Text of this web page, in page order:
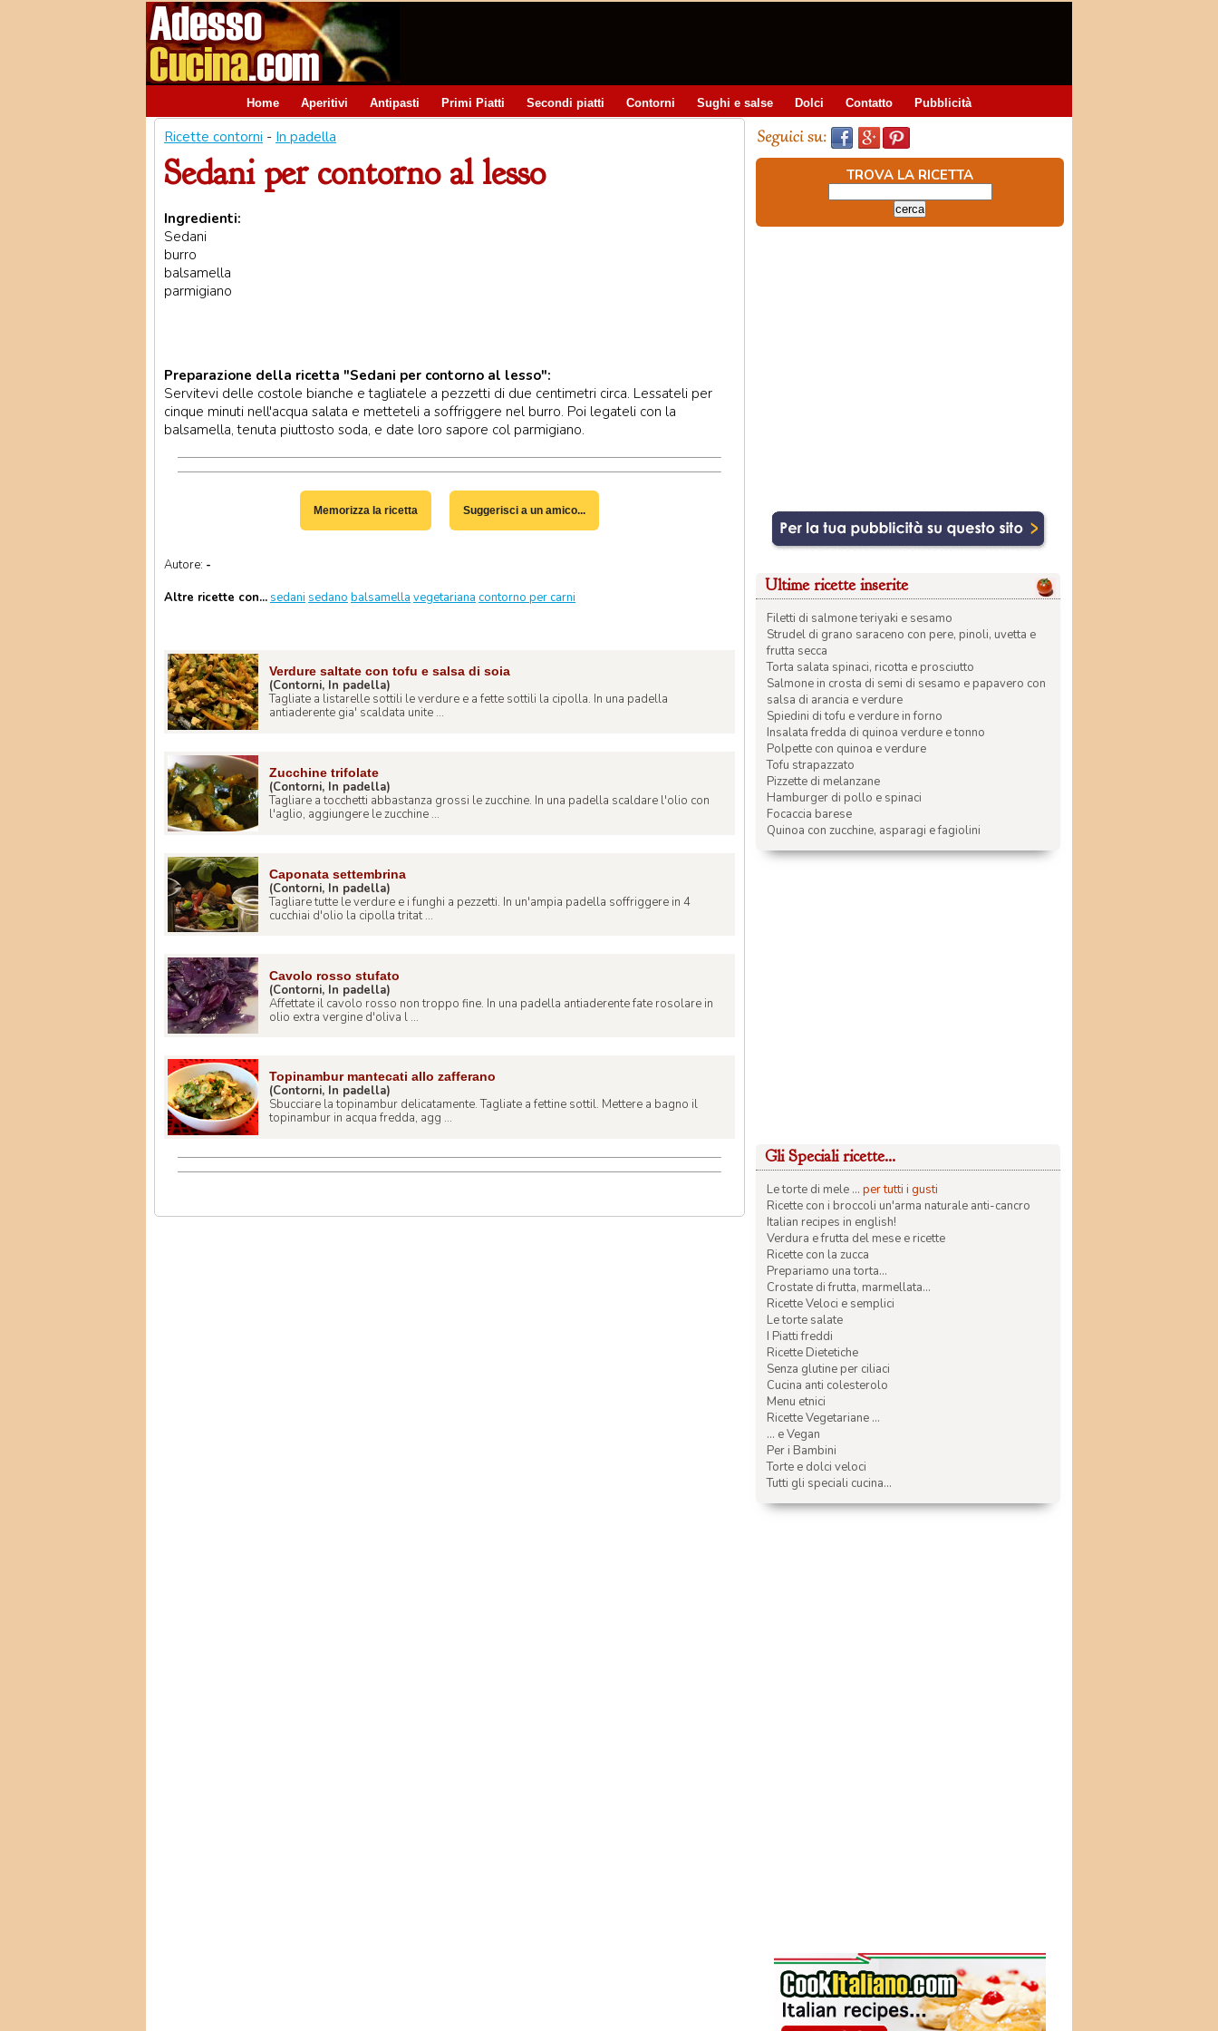
Home Aperitivi Antipasti Primi Piatti Secondi piatti Contorni Sughi e salse Dolci Contatto Pubblicità
Ricette contorni - In padella
Sedani per contorno al lesso
Ingredienti:
Sedani
burro
balsamella
parmigiano
Preparazione della ricetta "Sedani per contorno al lesso":
Servitevi delle costole bianche e tagliatele a pezzetti di due centimetri circa. Lessateli per
cinque minuti nell'acqua salata e metteteli a soffriggere nel burro. Poi legateli con la
balsamella, tenuta piuttosto soda, e date loro sapore col parmigiano.
Memorizza la ricetta Suggerisci a un amico...
Autore: -
Altre ricette con... sedani sedano balsamella vegetariana contorno per carni
Verdure saltate con tofu e salsa di soia
(Contorni, In padella)
Tagliate a listarelle sottili le verdure e a fette sottili la cipolla. In una padella
antiaderente gia' scaldata unite ...
Zucchine trifolate
(Contorni, In padella)
Tagliare a tocchetti abbastanza grossi le zucchine. In una padella scaldare l'olio con
l'aglio, aggiungere le zucchine ...
Caponata settembrina
(Contorni, In padella)
Tagliare tutte le verdure e i funghi a pezzetti. In un'ampia padella soffriggere in 4
cucchiai d'olio la cipolla tritat ...
Cavolo rosso stufato
(Contorni, In padella)
Affettate il cavolo rosso non troppo fine. In una padella antiaderente fate rosolare in
olio extra vergine d'oliva l ...
Topinambur mantecati allo zafferano
(Contorni, In padella)
Sbucciare la topinambur delicatamente. Tagliate a fettine sottil. Mettere a bagno il
topinambur in acqua fredda, agg ...
TROVA LA RICETTA
Ultime ricette inserite
Filetti di salmone teriyaki e sesamo
Strudel di grano saraceno con pere, pinoli, uvetta e
frutta secca
Torta salata spinaci, ricotta e prosciutto
Salmone in crosta di semi di sesamo e papavero con
salsa di arancia e verdure
Spiedini di tofu e verdure in forno
Insalata fredda di quinoa verdure e tonno
Polpette con quinoa e verdure
Tofu strapazzato
Pizzette di melanzane
Hamburger di pollo e spinaci
Focaccia barese
Quinoa con zucchine, asparagi e fagiolini
Gli Speciali ricette...
Le torte di mele ... per tutti i gusti
Ricette con i broccoli un'arma naturale anti-cancro
Italian recipes in english!
Verdura e frutta del mese e ricette
Ricette con la zucca
Prepariamo una torta...
Crostate di frutta, marmellata...
Ricette Veloci e semplici
Le torte salate
I Piatti freddi
Ricette Dietetiche
Senza glutine per ciliaci
Cucina anti colesterolo
Menu etnici
Ricette Vegetariane ...
... e Vegan
Per i Bambini
Torte e dolci veloci
Tutti gli speciali cucina...